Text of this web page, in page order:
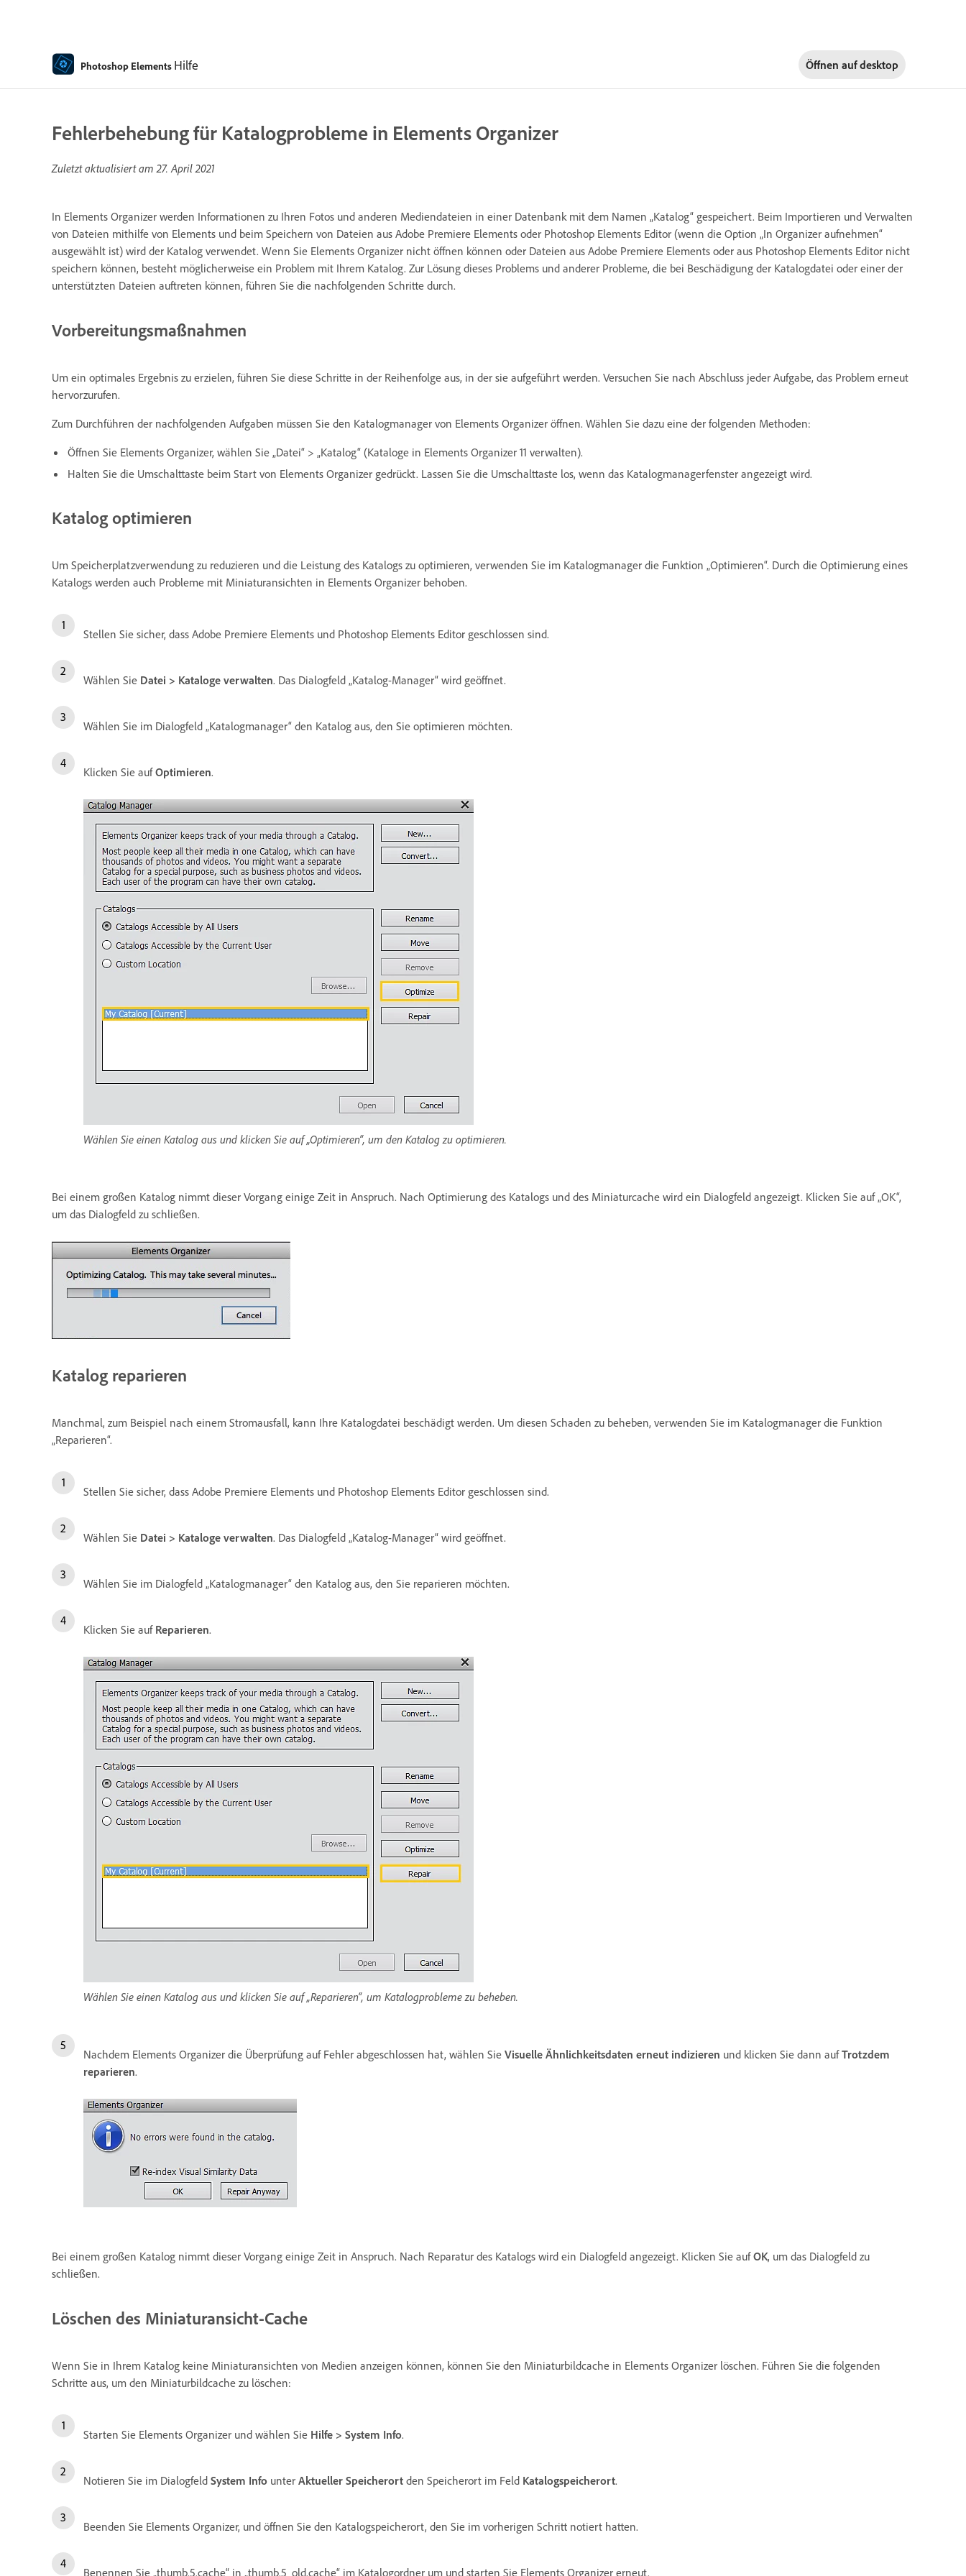
Photoshop Elements Hilfe Öffnen aufdesktop
Fehlerbehebung für Katalogprobleme in Elements Organizer
Zuletzt aktualisiert am27. April 2021
In Elements Organizer werden Informationen zu Ihren Fotos und anderen Mediendateien in einer Datenbank mit dem Namen „Katalog“ gespeichert. Beim Importieren und Verwalten
von Dateien mithilfe von Elements und beim Speichern von Dateien aus Adobe Premiere Elements oder Photoshop Elements Editor (wenn die Option „In Organizer aufnehmen“
ausgewählt ist) wird der Katalog verwendet. Wenn Sie Elements Organizer nicht öffnen können oder Dateien aus Adobe Premiere Elements oder aus Photoshop Elements Editor nicht
speichern können, besteht möglicherweise ein Problem mit Ihrem Katalog. Zur Lösung dieses Problems und anderer Probleme, die bei Beschädigung der Katalogdatei oder einer der
unterstützten Dateien auftreten können, führen Sie die nachfolgenden Schritte durch.
Vorbereitungsmaßnahmen
Um ein optimales Ergebnis zu erzielen, führen Sie diese Schritte in der Reihenfolge aus, in der sie aufgeführt werden. Versuchen Sie nach Abschluss jeder Aufgabe, das Problem erneut
hervorzurufen.
Zum Durchführen der nachfolgenden Aufgaben müssen Sie den Katalogmanager von Elements Organizer öffnen. Wählen Sie dazu eine der folgenden Methoden:
Öffnen Sie Elements Organizer, wählen Sie „Datei“ > „Katalog“ (Kataloge in Elements Organizer 11 verwalten).
Halten Sie die Umschalttaste beim Start von Elements Organizer gedrückt. Lassen Sie die Umschalttaste los, wenn das Katalogmanagerfenster angezeigt wird.
Katalog optimieren
Um Speicherplatzverwendung zu reduzieren und die Leistung des Katalogs zu optimieren, verwenden Sie im Katalogmanager die Funktion „Optimieren“. Durch die Optimierung eines
Katalogs werden auch Probleme mit Miniaturansichten in Elements Organizer behoben.
Stellen Sie sicher, dass Adobe Premiere Elements und Photoshop Elements Editor geschlossen sind.
Wählen Sie Datei > Kataloge verwalten. Das Dialogfeld „Katalog-Manager“ wird geöffnet.
Wählen Sie im Dialogfeld „Katalogmanager“ den Katalog aus, den Sie optimieren möchten.
Klicken Sie aufOptimieren.
Wählen Sie einen Katalog aus und klicken Sie auf „Optimieren“, um den Katalog zu optimieren.
Bei einem großen Katalog nimmt dieser Vorgang einige Zeit in Anspruch. Nach Optimierung des Katalogs und des Miniaturcache wird ein Dialogfeld angezeigt. Klicken Sie auf „OK“,
um das Dialogfeld zu schließen.
Katalog reparieren
Manchmal, zum Beispiel nach einem Stromausfall, kann Ihre Katalogdatei beschädigt werden. Um diesen Schaden zu beheben, verwenden Sie im Katalogmanager die Funktion
„Reparieren“.
Stellen Sie sicher, dass Adobe Premiere Elements und Photoshop Elements Editor geschlossen sind.
Wählen Sie Datei > Kataloge verwalten. Das Dialogfeld „Katalog-Manager“ wird geöffnet.
Wählen Sie im Dialogfeld „Katalogmanager“ den Katalog aus, den Sie reparieren möchten.
Klicken Sie auf Reparieren.
Wählen Sie einen Katalog aus und klicken Sie auf „Reparieren“, um Katalogprobleme zu beheben.
Nachdem Elements Organizer die Überprüfung auf Fehler abgeschlossen hat, wählen Sie Visuelle Ähnlichkeitsdaten erneut indizieren und klicken Sie dann aufTrotzdem
reparieren.
Bei einem großen Katalog nimmt dieser Vorgang einige Zeit in Anspruch. Nach Reparatur des Katalogs wird ein Dialogfeld angezeigt. Klicken Sie aufOK, um das Dialogfeld zu
schließen.
Löschen des Miniaturansicht-Cache
Wenn Sie in Ihrem Katalog keine Miniaturansichten von Medien anzeigen können, können Sie den Miniaturbildcache in Elements Organizer löschen. Führen Sie die folgenden
Schritte aus, um den Miniaturbildcache zu löschen:
Starten Sie Elements Organizer und wählen Sie Hilfe > System Info.
Notieren Sie im Dialogfeld System Info unter Aktueller Speicherort den Speicherort im Feld Katalogspeicherort.
Beenden Sie Elements Organizer, und öffnen Sie den Katalogspeicherort, den Sie im vorherigen Schritt notiert hatten.
Benennen Sie „thumb.5.cache“ in „thumb.5_old.cache“ im Katalogordner um und starten Sie Elements Organizer erneut.